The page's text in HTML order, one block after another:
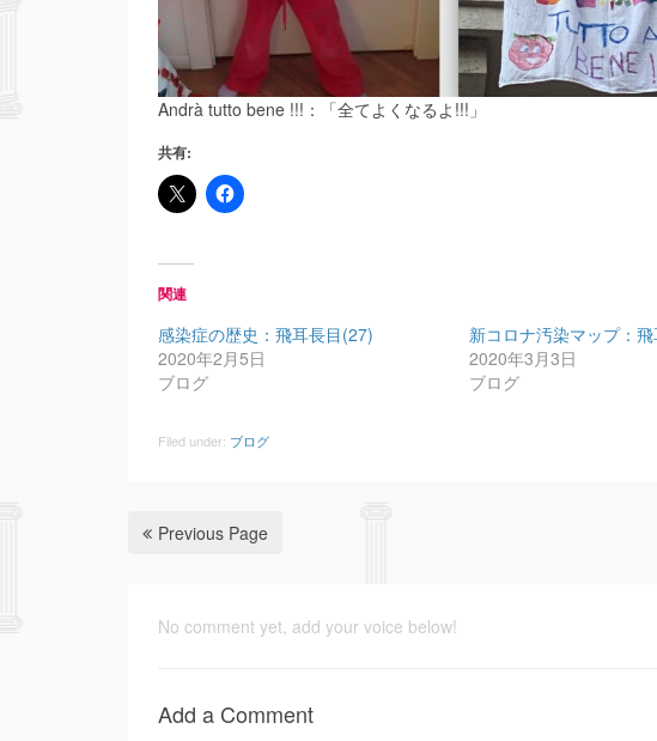
Andrà tutto bene !!!：「全てよくなるよ!!!」
共有:
関連
感染症の歴史：飛耳長目(27)
2020年2月5日
ブログ
新コロナ汚染マップ：
2020年3月3日
ブログ
Filed under: ブログ
Previous Page
No comment yet, add your voice below!
Add a Comment